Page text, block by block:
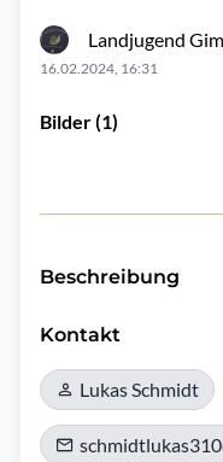
Landjugend
16.02.2024, 16:31
Bilder (1)
Beschreibung
Kontakt
Lukas Schmidt